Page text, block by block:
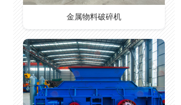
金属物料破碎机